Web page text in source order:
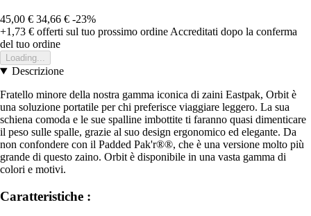
45,00 € 34,66 € -23%
+1,73 € offerti sul tuo prossimo ordine Accreditati dopo la conferma
del tuo ordine
Loading...
Descrizione
Fratello minore della nostra gamma iconica di zaini Eastpak, Orbit è
una soluzione portatile per chi preferisce viaggiare leggero. La sua
schiena comoda e le sue spalline imbottite ti faranno quasi dimenticare
il peso sulle spalle, grazie al suo design ergonomico ed elegante. Da
non confondere con il Padded Pak'r®®, che è una versione molto più
grande di questo zaino. Orbit è disponibile in una vasta gamma di
colori e motivi.
Caratteristiche :